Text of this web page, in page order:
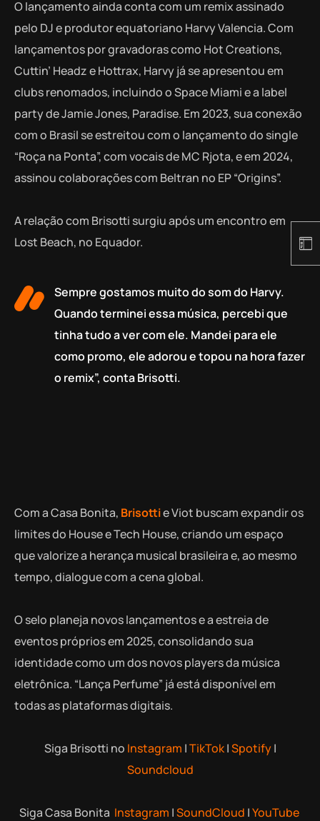
O lançamento ainda conta com um remix assinado
pelo DJ e produtor equatoriano Harvy Valencia. Com
lançamentos por gravadoras como Hot Creations,
Cuttin’ Headz e Hottrax, Harvy já se apresentou em
clubs renomados, incluindo o Space Miami e a label
party de Jamie Jones, Paradise. Em 2023, sua conexão
com o Brasil se estreitou com o lançamento do single
“Roça na Ponta”, com vocais de MC Rjota, e em 2024,
assinou colaborações com Beltran no EP “Origins”.
A relação com Brisotti surgiu após um encontro em
Lost Beach, no Equador.
Sempre gostamos muito do som do Harvy.
Quando terminei essa música, percebi que
tinha tudo a ver com ele. Mandei para ele
como promo, ele adorou e topou na hora fazer
o remix”, conta Brisotti.
Com a Casa Bonita, Brisottie Viot buscam expandir os
limites do House e Tech House, criando um espaço
que valorize a herança musical brasileira e, ao mesmo
tempo, dialogue com a cena global.
O selo planeja novos lançamentos e a estreia de
eventos próprios em 2025, consolidando sua
identidade como um dos novos players da música
eletrônica. “Lança Perfume” já está disponível em
todas as plataformas digitais.
Siga Brisotti no Instagram |TikTok|Spotify|
Soundcloud
Siga Casa Bonita Instagram |SoundCloud |YouTube